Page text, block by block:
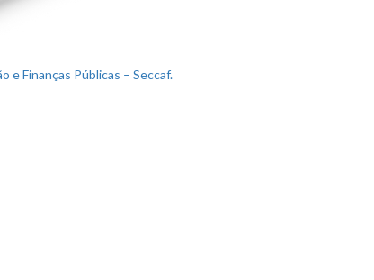
e Finanças Públicas – Seccaf.